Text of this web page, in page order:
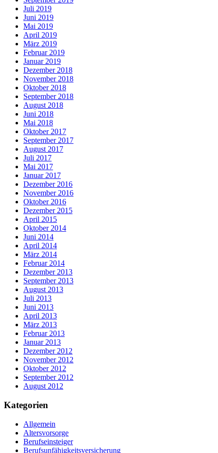
Juli 2019
Juni 2019
Mai 2019
April 2019
März 2019
Februar 2019
Januar 2019
Dezember 2018
November 2018
Oktober 2018
September 2018
August 2018
Juni 2018
Mai 2018
Oktober 2017
September 2017
August 2017
Juli 2017
Mai 2017
Januar 2017
Dezember 2016
November 2016
Oktober 2016
Dezember 2015
April 2015
Oktober 2014
Juni 2014
April 2014
März 2014
Februar 2014
Dezember 2013
September 2013
August 2013
Juli 2013
Juni 2013
April 2013
März 2013
Februar 2013
Januar 2013
Dezember 2012
November 2012
Oktober 2012
September 2012
August 2012
Kategorien
Allgemein
Altersvorsorge
Berufseinsteiger
Berufsunfähigkeitsversicherung